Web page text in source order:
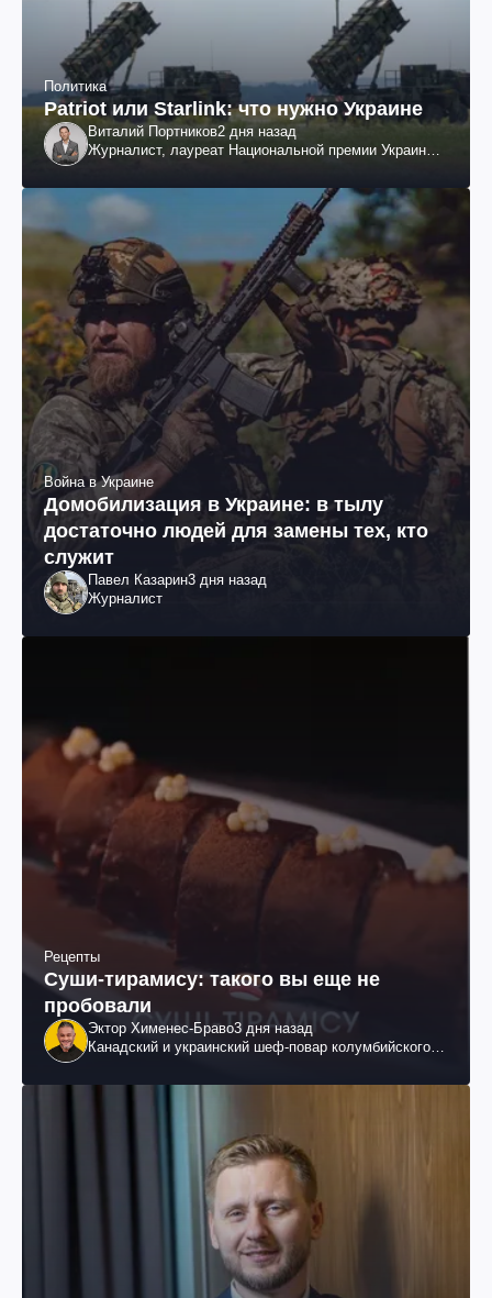
Политика
Patriot или Starlink: что нужно Украине
Виталий Портников2 дня назад
Журналист, лауреат Национальной премии Украины
Война в Украине
Домобилизация в Украине: в тылу
достаточно людей для замены тех, кто
служит
Павел Казарин3 дня назад
Журналист
Рецепты
Суши-тирамису: такого вы еще не
пробовали
Эктор Хименес-Браво3 дня назад
Канадский и украинский шеф-повар колумбийского